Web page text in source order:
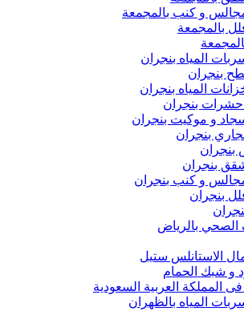
و كنب بالمجمعة
بالمجمعة
المياه بنجران
بنجران
المياه بنجران
بنجران
و موكيت بنجران
بنجران
بنجران
و كنب بنجران
بنجران
بالرياض
الاستانلس ستيل
و شبك الحمام
المملكة العربية السعودية
المياه بالظهران